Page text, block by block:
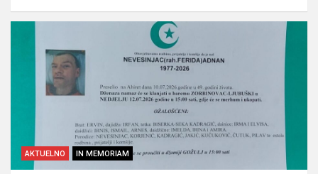
AKTUELNO IN MEMORIAM